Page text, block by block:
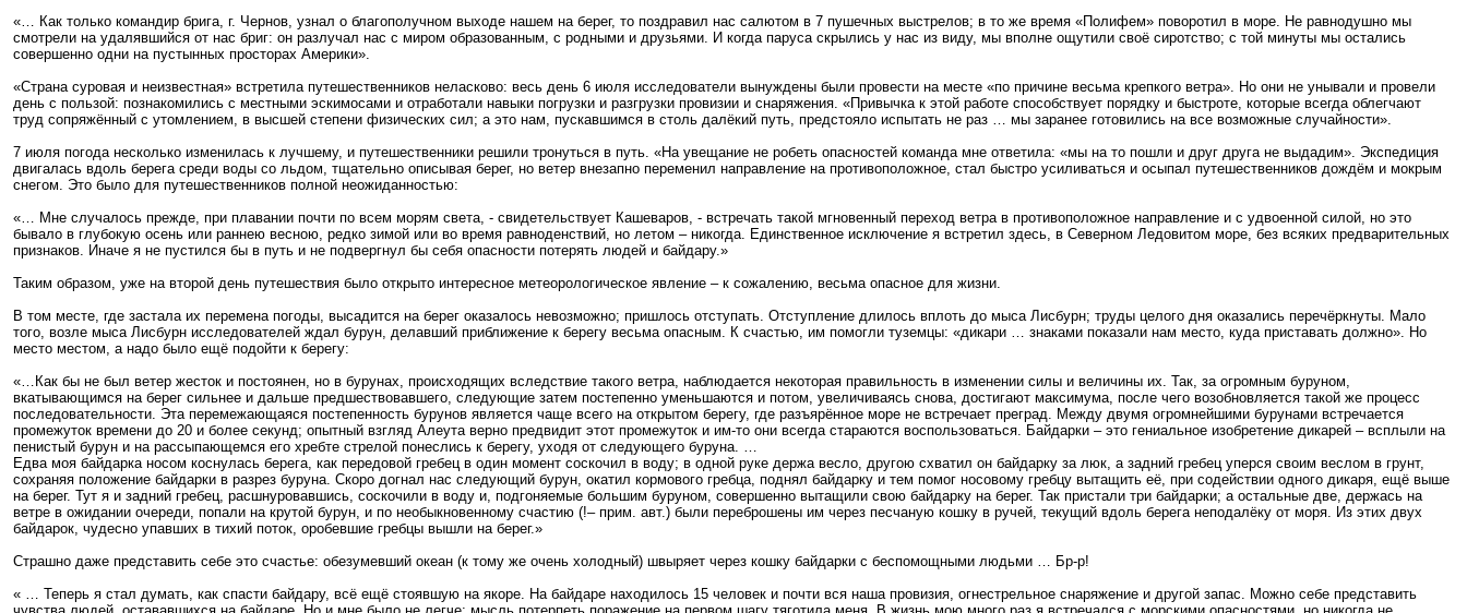
«… Как только командир брига, г. Чернов, узнал о благополучном выходе нашем на берег, то поздравил нас салютом в 7 пушечных выстрелов; в то же время «Полифем» поворотил в море. Не равнодушно мы
смотрели на удалявшийся от нас бриг: он разлучал нас с миром образованным, с родными и друзьями. И когда паруса скрылись у нас из виду, мы вполне ощутили своё сиротство; с той минуты мы остались
совершенно одни на пустынных просторах Америки».
«Страна суровая и неизвестная» встретила путешественников неласково: весь день 6 июля исследователи вынуждены были провести на месте «по причине весьма крепкого ветра». Но они не унывали и провели
день с пользой: познакомились с местными эскимосами и отработали навыки погрузки и разгрузки провизии и снаряжения. «Привычка к этой работе способствует порядку и быстроте, которые всегда облегчают
труд сопряжённый с утомлением, в высшей степени физических сил; а это нам, пускавшимся в столь далёкий путь, предстояло испытать не раз … мы заранее готовились на все возможные случайности».
7 июля погода несколько изменилась к лучшему, и путешественники решили тронуться в путь. «На увещание не робеть опасностей команда мне ответила: «мы на то пошли и друг друга не выдадим». Экспедиция
двигалась вдоль берега среди воды со льдом, тщательно описывая берег, но ветер внезапно переменил направление на противоположное, стал быстро усиливаться и осыпал путешественников дождём и мокрым
снегом. Это было для путешественников полной неожиданностью:
«… Мне случалось прежде, при плавании почти по всем морям света, - свидетельствует Кашеваров, - встречать такой мгновенный переход ветра в противоположное направление и с удвоенной силой, но это
бывало в глубокую осень или раннею весною, редко зимой или во время равноденствий, но летом – никогда. Единственное исключение я встретил здесь, в Северном Ледовитом море, без всяких предварительных
признаков. Иначе я не пустился бы в путь и не подвергнул бы себя опасности потерять людей и байдару.»
Таким образом, уже на второй день путешествия было открыто интересное метеорологическое явление – к сожалению, весьма опасное для жизни.
В том месте, где застала их перемена погоды, высадится на берег оказалось невозможно; пришлось отступать. Отступление длилось вплоть до мыса Лисбурн; труды целого дня оказались перечёркнуты. Мало
того, возле мыса Лисбурн исследователей ждал бурун, делавший приближение к берегу весьма опасным. К счастью, им помогли туземцы: «дикари … знаками показали нам место, куда приставать должно». Но
место местом, а надо было ещё подойти к берегу:
«…Как бы не был ветер жесток и постоянен, но в бурунах, происходящих вследствие такого ветра, наблюдается некоторая правильность в изменении силы и величины их. Так, за огромным буруном,
вкатывающимся на берег сильнее и дальше предшествовавшего, следующие затем постепенно уменьшаются и потом, увеличиваясь снова, достигают максимума, после чего возобновляется такой же процесс
последовательности. Эта перемежающаяся постепенность бурунов является чаще всего на открытом берегу, где разъярённое море не встречает преград. Между двумя огромнейшими бурунами встречается
промежуток времени до 20 и более секунд; опытный взгляд Алеута верно предвидит этот промежуток и им-то они всегда стараются воспользоваться. Байдарки – это гениальное изобретение дикарей – всплыли на
пенистый бурун и на рассыпающемся его хребте стрелой понеслись к берегу, уходя от следующего буруна. …
Едва моя байдарка носом коснулась берега, как передовой гребец в один момент соскочил в воду; в одной руке держа весло, другою схватил он байдарку за люк, а задний гребец уперся своим веслом в грунт,
сохраняя положение байдарки в разрез буруна. Скоро догнал нас следующий бурун, окатил кормового гребца, поднял байдарку и тем помог носовому гребцу вытащить её, при содействии одного дикаря, ещё выше
на берег. Тут я и задний гребец, расшнуровавшись, соскочили в воду и, подгоняемые большим буруном, совершенно вытащили свою байдарку на берег. Так пристали три байдарки; а остальные две, держась на
ветре в ожидании очереди, попали на крутой бурун, и по необыкновенному счастию (!– прим. авт.) были переброшены им через песчаную кошку в ручей, текущий вдоль берега неподалёку от моря. Из этих двух
байдарок, чудесно упавших в тихий поток, оробевшие гребцы вышли на берег.»
Страшно даже представить себе это счастье: обезумевший океан (к тому же очень холодный) швыряет через кошку байдарки с беспомощными людьми … Бр-р!
« … Теперь я стал думать, как спасти байдару, всё ещё стоявшую на якоре. На байдаре находилось 15 человек и почти вся наша провизия, огнестрельное снаряжение и другой запас. Можно себе представить